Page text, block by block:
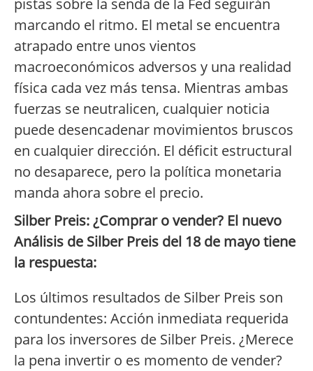
pistas sobre la senda de la Fed seguirán
marcando el ritmo. El metal se encuentra
atrapado entre unos vientos
macroeconómicos adversos y una realidad
física cada vez más tensa. Mientras ambas
fuerzas se neutralicen, cualquier noticia
puede desencadenar movimientos bruscos
en cualquier dirección. El déficit estructural
no desaparece, pero la política monetaria
manda ahora sobre el precio.
Silber Preis: ¿Comprar o vender? El nuevo
Análisis de Silber Preis del 18 de mayo tiene
la respuesta:
Los últimos resultados de Silber Preis son
contundentes: Acción inmediata requerida
para los inversores de Silber Preis. ¿Merece
la pena invertir o es momento de vender?